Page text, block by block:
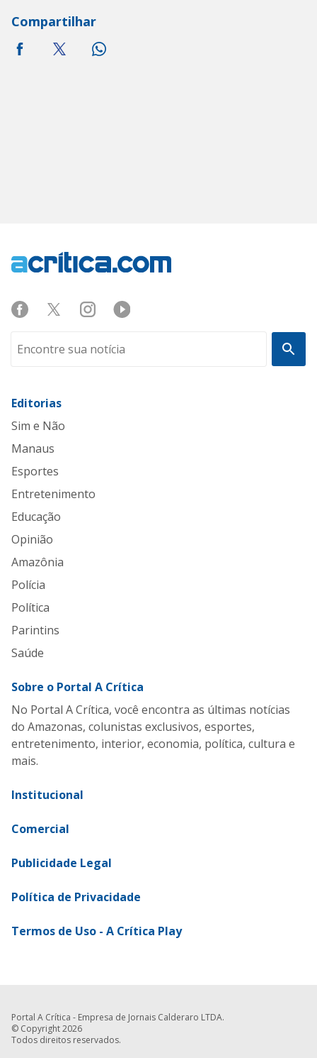
Compartilhar
Editorias
Sim e Não
Manaus
Esportes
Entretenimento
Educação
Opinião
Amazônia
Polícia
Política
Parintins
Saúde
Sobre o Portal A Crítica
No Portal A Crítica, você encontra as últimas notícias
do Amazonas, colunistas exclusivos, esportes,
entretenimento, interior, economia, política, cultura e
mais.
Institucional
Comercial
Publicidade Legal
Política de Privacidade
Termos de Uso - A Crítica Play
Portal A Crítica - Empresa de Jornais Calderaro LTDA.
© Copyright 2026
Todos direitos reservados.